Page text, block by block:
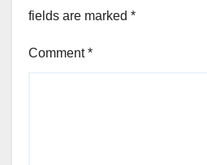
fields are marked *
Comment*